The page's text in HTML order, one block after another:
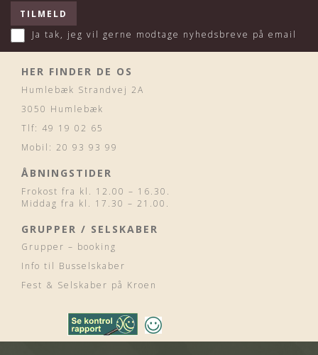
Ja tak, jeg vil gerne modtage nyhedsbreve på email
HER FINDER DE OS
Humlebæk Strandvej 2A
3050 Humlebæk
Tlf: 49 19 02 65
Mobil: 20 93 93 99
ÅBNINGSTIDER
Frokost fra kl. 12.00 – 16.30.
Middag fra kl. 17.30 – 21.00.
GRUPPER / SELSKABER
Grupper – booking
Info til Busselskaber
Fest & Selskaber på Kroen